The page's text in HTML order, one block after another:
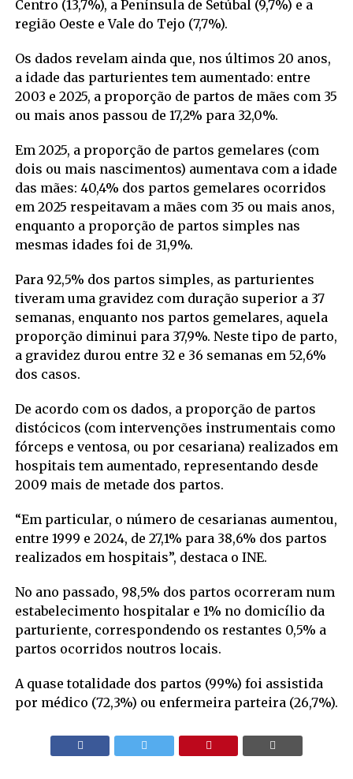
Centro (13,7%), a Península de Setúbal (9,7%) e a
região Oeste e Vale do Tejo (7,7%).
Os dados revelam ainda que, nos últimos 20 anos,
a idade das parturientes tem aumentado: entre
2003 e 2025, a proporção de partos de mães com 35
ou mais anos passou de 17,2% para 32,0%.
Em 2025, a proporção de partos gemelares (com
dois ou mais nascimentos) aumentava com a idade
das mães: 40,4% dos partos gemelares ocorridos
em 2025 respeitavam a mães com 35 ou mais anos,
enquanto a proporção de partos simples nas
mesmas idades foi de 31,9%.
Para 92,5% dos partos simples, as parturientes
tiveram uma gravidez com duração superior a 37
semanas, enquanto nos partos gemelares, aquela
proporção diminui para 37,9%. Neste tipo de parto,
a gravidez durou entre 32 e 36 semanas em 52,6%
dos casos.
De acordo com os dados, a proporção de partos
distócicos (com intervenções instrumentais como
fórceps e ventosa, ou por cesariana) realizados em
hospitais tem aumentado, representando desde
2009 mais de metade dos partos.
“Em particular, o número de cesarianas aumentou,
entre 1999 e 2024, de 27,1% para 38,6% dos partos
realizados em hospitais”, destaca o INE.
No ano passado, 98,5% dos partos ocorreram num
estabelecimento hospitalar e 1% no domicílio da
parturiente, correspondendo os restantes 0,5% a
partos ocorridos noutros locais.
A quase totalidade dos partos (99%) foi assistida
por médico (72,3%) ou enfermeira parteira (26,7%).